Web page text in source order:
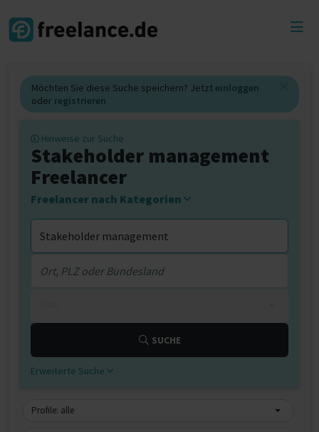
Möchten Sie diese Suche speichern? Jetzt einloggen
oder registrieren
Hinweise zur Suche
Stakeholder management
Freelancer
Freelancer nach Kategorien
SUCHE
Erweiterte Suche
Profile: alle